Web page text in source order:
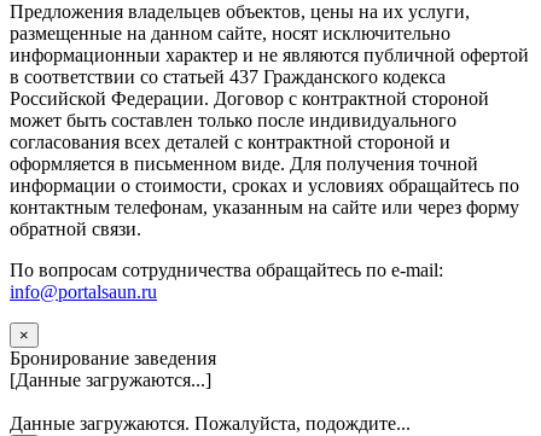
Предложения владельцев объектов, цены на их услуги,
размещенные на данном сайте, носят исключительно
информационныи характер и не являются публичной офертой
в соответствии со статьей 437 Гражданского кодекса
Российской Федерации. Договор с контрактной стороной
может быть составлен только после индивидуального
согласования всех деталей с контрактной стороной и
оформляется в письменном виде. Для получения точной
информации о стоимости, сроках и условиях обращайтесь по
контактным телефонам, указанным на сайте или через форму
обратной связи.
По вопросам сотрудничества обращайтесь по e-mail:
info@portalsaun.ru
×
Бронирование заведения
[Данные загружаются...]
Данные загружаются. Пожалуйста, подождите...